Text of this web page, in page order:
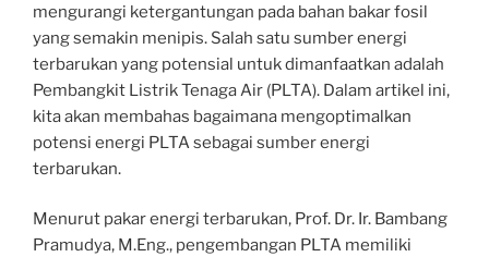
mengurangi ketergantungan pada bahan bakar fosil
yang semakin menipis. Salah satu sumber energi
terbarukan yang potensial untuk dimanfaatkan adalah
Pembangkit Listrik Tenaga Air (PLTA). Dalam artikel ini,
kita akan membahas bagaimana mengoptimalkan
potensi energi PLTA sebagai sumber energi
terbarukan.
Menurut pakar energi terbarukan, Prof. Dr. Ir. Bambang
Pramudya, M.Eng., pengembangan PLTA memiliki